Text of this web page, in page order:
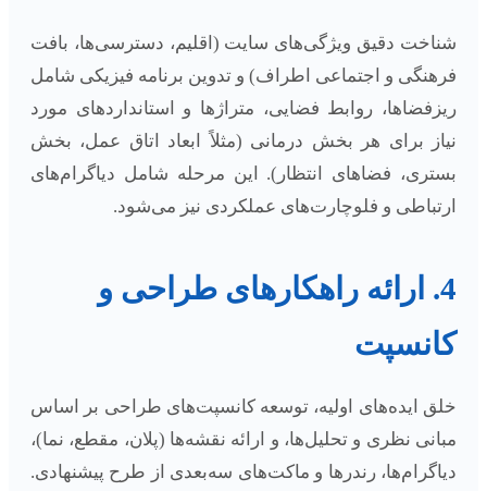
شناخت دقیق ویژگی‌های سایت (اقلیم، دسترسی‌ها، بافت
فرهنگی و اجتماعی اطراف) و تدوین برنامه فیزیکی شامل
ریزفضاها، روابط فضایی، متراژها و استانداردهای مورد
نیاز برای هر بخش درمانی (مثلاً ابعاد اتاق عمل، بخش
بستری، فضاهای انتظار). این مرحله شامل دیاگرام‌های
ارتباطی و فلوچارت‌های عملکردی نیز می‌شود.
4. ارائه راهکارهای طراحی و
کانسپت
خلق ایده‌های اولیه، توسعه کانسپت‌های طراحی بر اساس
مبانی نظری و تحلیل‌ها، و ارائه نقشه‌ها (پلان، مقطع، نما)،
دیاگرام‌ها، رندرها و ماکت‌های سه‌بعدی از طرح پیشنهادی.